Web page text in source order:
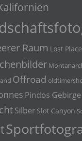
Raum Lost
Offroad
Pindos Gebirge
Silber Slot Canyon